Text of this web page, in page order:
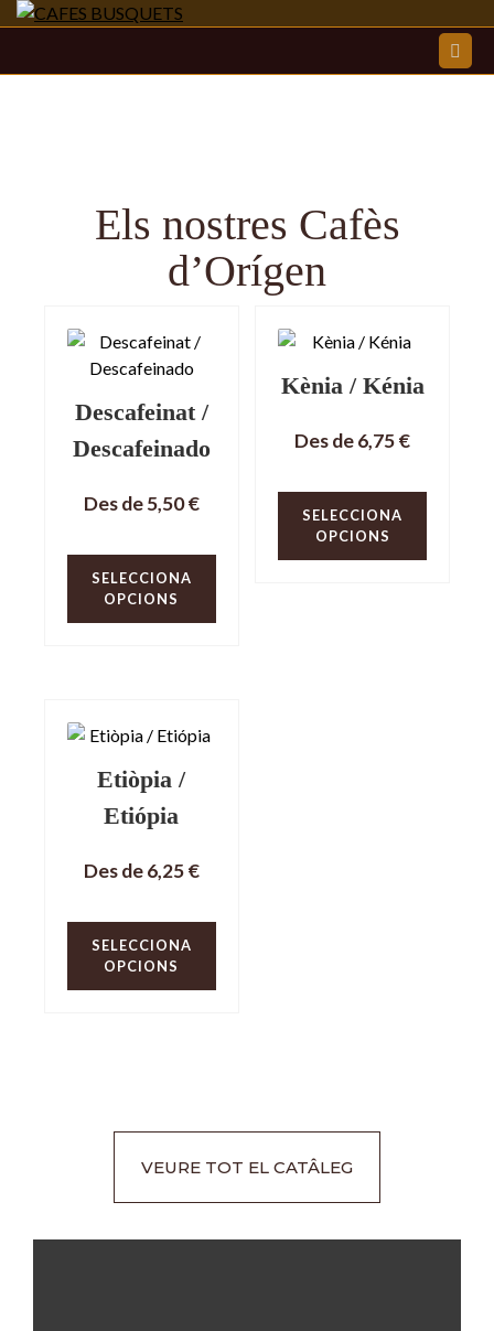
BUSQUETS
Els nostres Cafès
d’Orígen
Descafeinat /
Descafeinado
Des de5,50€
SELECCIONA
OPCIONS
Kènia / Kénia
Des de6,75€
SELECCIONA
OPCIONS
Etiòpia /
Etiópia
Des de6,25€
SELECCIONA
OPCIONS
VEURE TOT EL CATÂLEG